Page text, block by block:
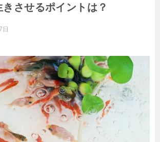
させるポイントは？
日